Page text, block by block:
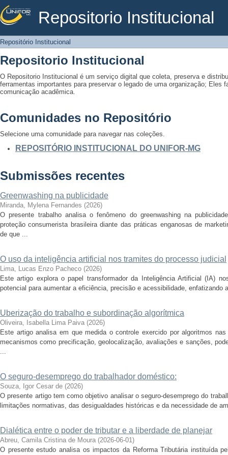
Repositorio Institucional
Repositório Institucional
Repositório Institucional
Repositorio Institucional
O Repositorio Institucional é um serviço digital que coleta, preserva e
ferramentas importantes para preservar o legado de uma organização; Eles
comunicação acadêmica.
Comunidades no Repositório
Selecione uma comunidade para navegar nas coleções.
REPOSITÓRIO INSTITUCIONAL DO UNIFOR-MG
Submissões recentes
Greenwashing na publicidade
Miranda, Mylena Fernandes (2026)
O presente trabalho analisa o fenômeno do greenwashing na
proteção consumerista brasileira diante das práticas enganosas de
de que ...
O uso da inteligência artificial nos tramites do processo judicial
Lima, Lucas Enzo Pacheco (2026)
Este artigo explora o papel transformador da Inteligência Artificial (IA)
potencial para aumentar a eficiência, precisão e acessibilidade, enfatizando
Uberização do trabalho e subordinação algorítmica
Oliveira, Isabella Lima Paiva (2026)
Este artigo analisa em que medida o controle exercido por algoritmos
mecanismos como precificação, geolocalização, avaliações e sanções,
...
O seguro-desemprego do trabalhador doméstico:
Souza, Igor Cesar de (2026)
O presente artigo tem como objetivo analisar o seguro-desemprego do
limitações normativas, das desigualdades históricas e da necessidade de
Dialética entre o poder de tributar e a liberdade de planejar
Abreu, Camila Cristina de Moura (2026-06-01)
O presente estudo analisa os impactos da Reforma Tributária instituída